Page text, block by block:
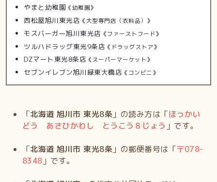
やまと幼稚園 《幼稚園》
西松屋旭川東光店 《大型専門店（衣料品）》
モスバーガー旭川東光店 《ファーストフード》
ツルハドラッグ東光9条店 《ドラッグストア》
DZマート東光8条店 《スーパーマーケット》
セブンイレブン旭川緑東大橋店 《コンビニ》
「北海道 旭川市 東光8条 」の読み方は「ほっかい
どう あさひかわし とうこう８じょう 」です。
「北海道 旭川市 東光8条 」の郵便番号は「〒078-
8348 」です。